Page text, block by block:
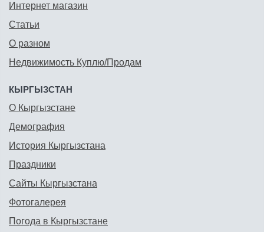
Интернет магазин
Статьи
О разном
Недвижимость Куплю/Продам
КЫРГЫЗСТАН
О Кыргызстане
Демография
История Кыргызстана
Праздники
Сайты Кыргызстана
Фотогалерея
Погода в Кыргызстане